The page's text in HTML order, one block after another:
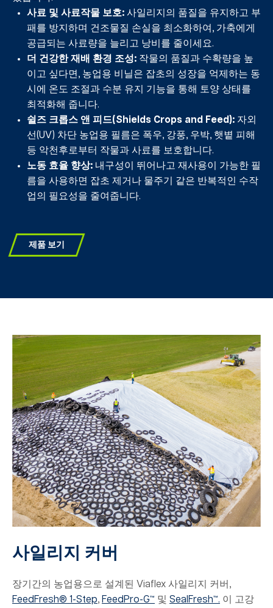
사료 및 사료작물 보호: 사일리지의 품질을 유지하고 부
패를 방지하며 건조물질 손실을 최소화하여, 가축에게
공급되는 사료량을 늘리고 낭비를 줄이세요.
더 건강한 재배 환경 조성: 작물의 품질과 수확량을 높
이고 싶다면, 농업용 비닐은 잡초의 성장을 억제하는 동
시에 온도 조절과 수분 유지 기능을 통해 토양 상태를
최적화해 줍니다.
쉴즈 크롭스 앤 피드(Shields Crops and Feed): 자외
선(UV) 차단 농업용 필름은 폭우, 강풍, 우박, 햇볕 피해
등 악천후로부터 작물과 사료를 보호합니다.
노동 효율 향상: 내구성이 뛰어나고 재사용이 가능한 필
름을 사용하면 잡초 제거나 물주기 같은 반복적인 수작
업의 필요성을 줄여줍니다.
제품 보기
사일리지 커버
장기간의 농업용으로 설계된 Viaflex 사일리지 커버,
FeedFresh® 1-Step, FeedPro-G™ 및 SealFresh™. 이 고강